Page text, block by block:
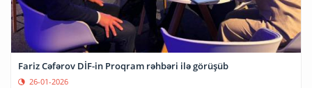
Fariz Cəfərov DİF-in Proqram rəhbəri ilə görüşüb
26-01-2026